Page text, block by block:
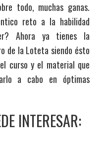
todo, muchas ganas.
reto a la habilidad
Ahora ya tienes la
de la Loteta siendo ésto
curso y el material que
a cabo en óptimas
INTERESAR: